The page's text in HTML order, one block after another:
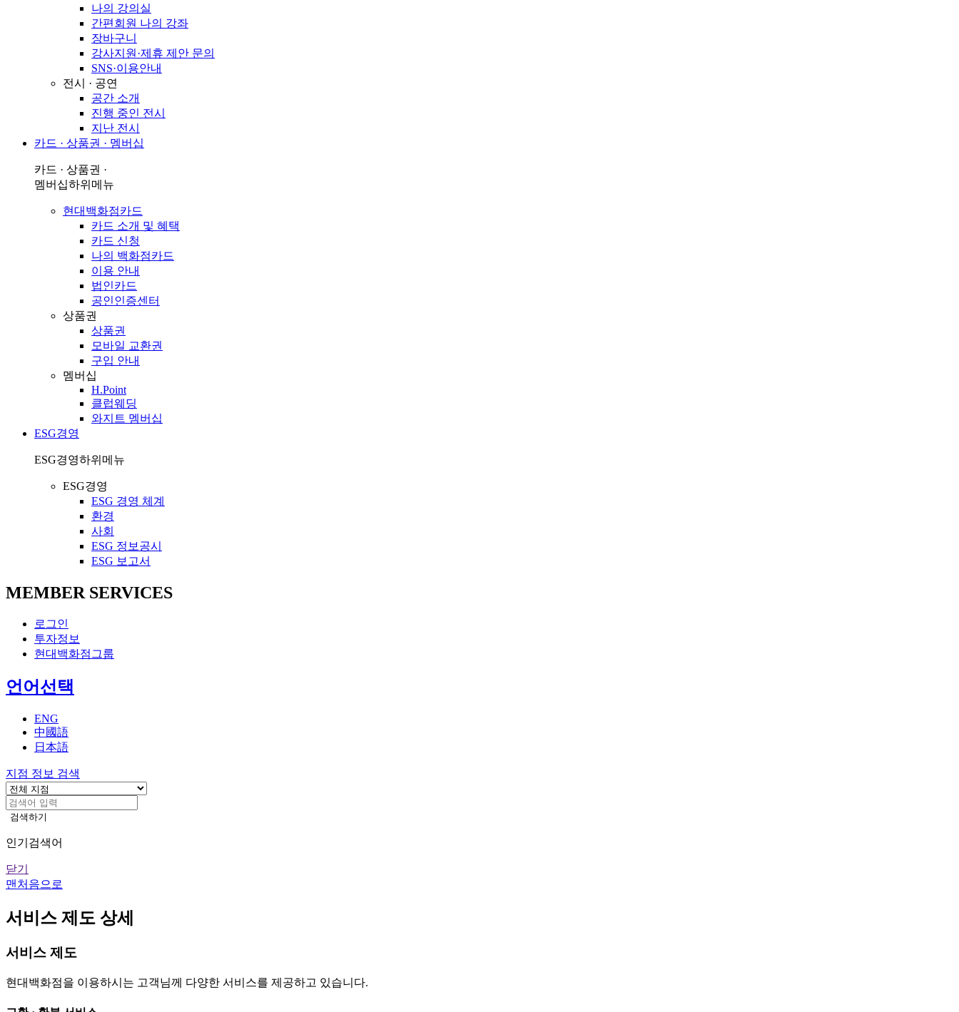
나의 강의실
간편회원 나의 강좌
장바구니
강사지원·제휴 제안 문의
SNS·이용안내
전시 · 공연
공간 소개
진행 중인 전시
지난 전시
카드 · 상품권 · 멤버십
카드 · 상품권 ·
멤버십하위메뉴
현대백화점카드
카드 소개 및 혜택
카드 신청
나의 백화점카드
이용 안내
법인카드
공인인증센터
상품권
상품권
모바일 교환권
구입 안내
멤버십
H.Point
클럽웨딩
와지트 멤버십
ESG경영
ESG경영하위메뉴
ESG경영
ESG 경영 체계
환경
사회
ESG 정보공시
ESG 보고서
MEMBER SERVICES
로그인
투자정보
현대백화점그룹
언어선택
ENG
中國語
日本語
지점 정보 검색
검색하기
인기검색어
닫기
맨처음으로
서비스 제도 상세
서비스 제도
현대백화점을 이용하시는 고객님께 다양한 서비스를 제공하고 있습니다.